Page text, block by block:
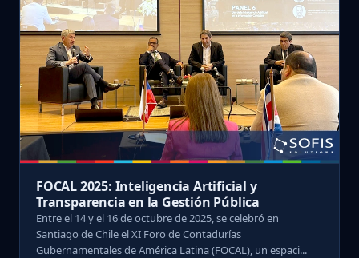
FOCAL 2025: Inteligencia Artificial y
Transparencia en la Gestión Pública
Entre el 14 y el 16 de octubre de 2025, se celebró en
Santiago de Chile el XI Foro de Contadurías
Gubernamentales de América Latina (FOCAL), un espaci...